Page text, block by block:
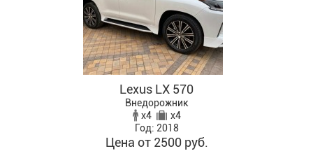
Lexus LX 570
Внедорожник
x4
x4
Год: 2018
Цена от 2500 руб.